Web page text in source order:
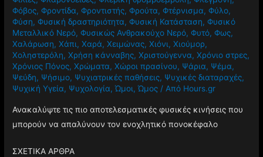
Φόβος,Φροντίδα,Φροντιστής,Φρούτα,Φτέρνισμα,Φύλο,
Φύση,Φυσική δραστηριότητα,Φυσική Κατάσταση,Φυσικό
Μεταλλικό Νερό,Φυσικώς Ανθρακούχο Νερό,Φυτό,Φως,
Χαλάρωση,Χάπι,Χαρά,Χειμώνας,Χιόνι,Χιούμορ,
Χοληστερόλη,Χρήση κάνναβης,Χριστούγεννα,Χρόνιο στρες,
Χρόνιος Πόνος,Χρώματα,Χώροι πρασίνου, Ψάρια, Ψέμα,
Ψεύδη, Ψήσιμο, Ψυχιατρικές παθήσεις, Ψυχικές διαταραχές,
Ψυχική Υγεία, Ψυχολογία,Ώμοι,Ώμος / Από Hours.gr
Ανακαλύψτε τις πιο αποτελεσματικές φυσικές κινήσεις που
μπορούν να απαλύνουν τον ενοχλητικό πονοκέφαλο
ΣΧΕΤΙΚΑ ΑΡΘΡΑ